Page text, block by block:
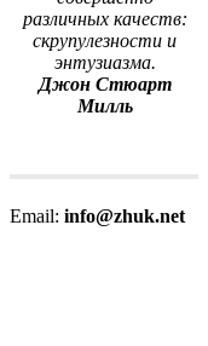
различных качеств:
скрупулезности и
энтузиазма.
Джон Стюарт
Милль
Email: info@zhuk.net